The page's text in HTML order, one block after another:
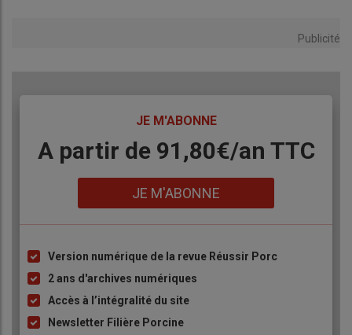
Publicité
JE M'ABONNE
Body
A partir de 91,80€/an​ TTC
JE M'ABONNE
Liste
à
puce
Version numérique de la revue Réussir Porc
2 ans d'archives numériques
Accès à l’intégralité du site
Newsletter Filière Porcine